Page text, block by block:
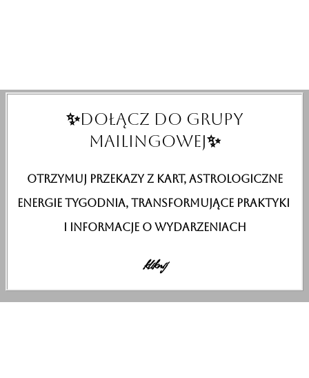
✨DOŁĄCZ DO GRUPY
MAILINGOWEJ✨
otrzymuj przekazy z kart, astrologiczne
energie tygodnia, transformujące praktyki
i informacje o wydarzeniach
kliknij